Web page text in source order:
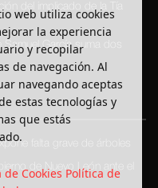
del implicado de la Tía
García suma dos
falta grave de árboles
de Nuevo León ante el
web utiliza cookies
la experiencia
y recopilar
de navegación. Al
navegando aceptas
estas tecnologías y
que estás
de Cookies Política de